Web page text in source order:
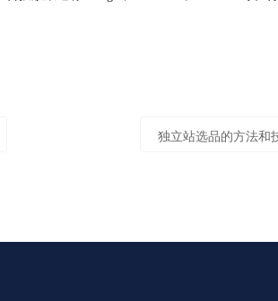
独立站选品的方法和